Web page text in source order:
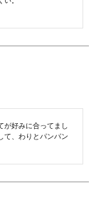
が好みに合ってまし
て、わりとパンパン